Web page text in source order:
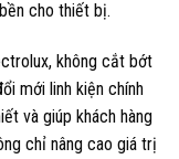
cho thiết bị.
không cắt bớt
mới linh kiện chính
và giúp khách hàng
chỉ nâng cao giá trị